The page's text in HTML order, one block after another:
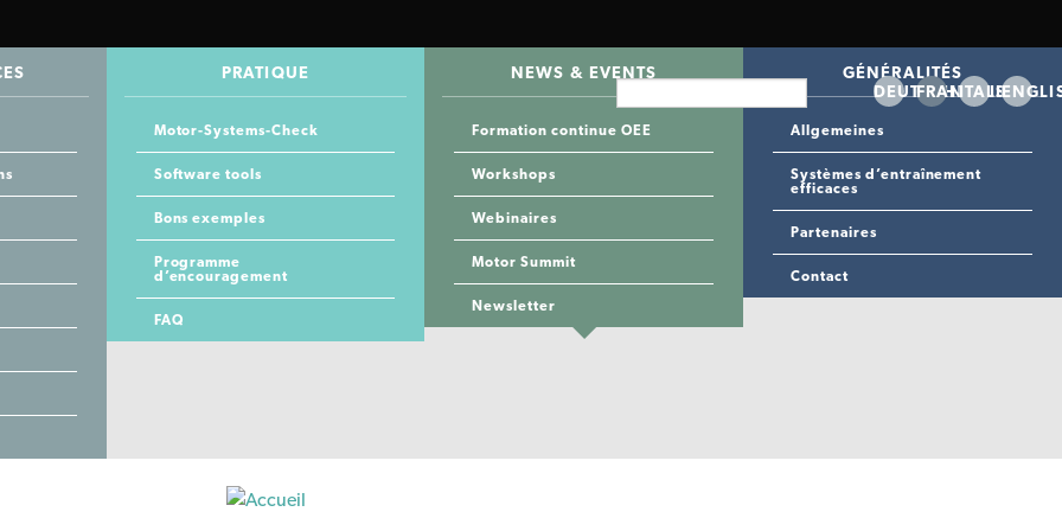
PRATIQUE
Motor-Systems-Check
Software tools
Bons exemples
Programme
d’encouragement
FAQ
NEWS & EVENTS
Formation continue OEE
Workshops
Webinaires
Motor Summit
Newsletter
GÉNÉRALITÉS
Allgemeines
Systèmes d’entraînement
efficaces
Partenaires
Contact
DEUTSCHFRANÇAIS
ITALIAN